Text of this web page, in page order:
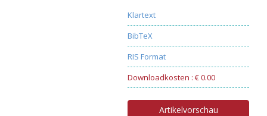
Klartext
BibTeX
RIS Format
Downloadkosten : € 0.00
Artikelvorschau